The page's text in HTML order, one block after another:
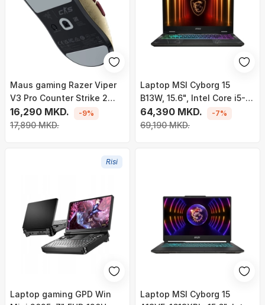
Maus gaming Razer Viper
V3 Pro Counter Strike 2
Edition, wireless, 35K DPI, i
zi
16,290 MKD.
17,890 MKD.
-9%
Laptop MSI Cyborg 15
B13W, 15.6", Intel Core i5-
13420H, 16GB DDR5, 512GB
SSD, NVIDIA GeForce RTX
64,390 MKD.
69,190 MKD.
-7%
Risi
Laptop gaming GPD Win
Laptop MSI Cyborg 15